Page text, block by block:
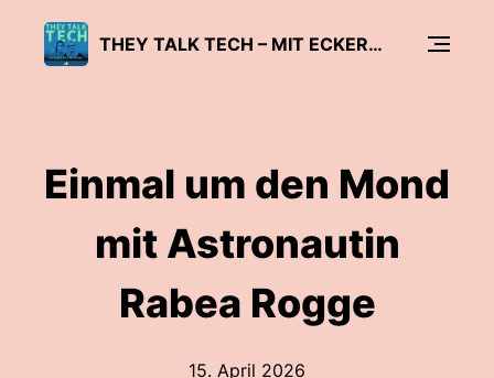
THEY TALK TECH – MIT ECKERT UND WOLFANGEL
Einmal um den Mond
mit Astronautin
Rabea Rogge
15. April 2026